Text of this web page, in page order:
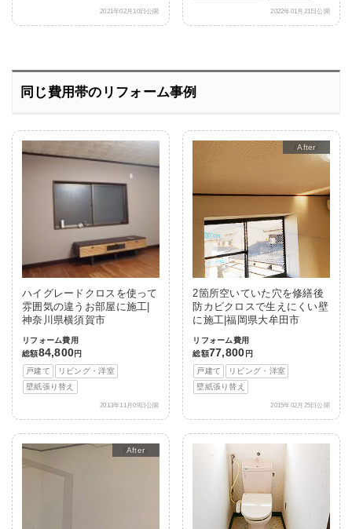
2021年02月10日公開 2022年01月21日公開
同じ費用帯のリフォーム事例
ハイグレードクロスを使って
雰囲気の違うお部屋に施工|
神奈川県横須賀市
リフォーム費用
総額84,800円
戸建て
リビング・洋室
壁紙張り替え
2013年11月09日公開
After
2箇所空いていた穴を修繕後
防カビクロスで生えにくい壁
に施工|福岡県大牟田市
リフォーム費用
総額77,800 円
戸建て
リビング・洋室
壁紙張り替え
2015年02月25日公開
After